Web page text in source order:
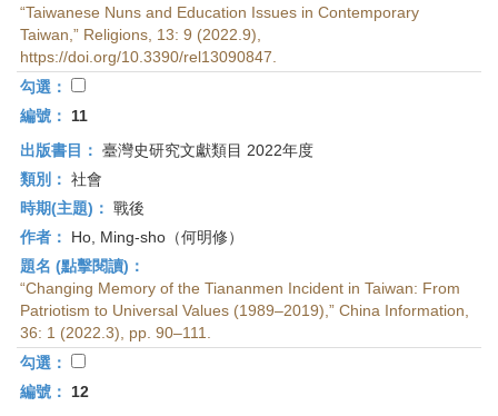
“Taiwanese Nuns and Education Issues in Contemporary
Taiwan,” Religions, 13: 9 (2022.9),
https://doi.org/10.3390/rel13090847.
勾選：
編號：
11
出版書目： 臺灣史研究文獻類目 2022年度
類別： 社會
時期(主題)： 戰後
作者：
Ho, Ming-sho（何明修）
題名 (點擊閱讀)：
“Changing Memory of the Tiananmen Incident in Taiwan: From
Patriotism to Universal Values (1989–2019),” China Information,
36: 1 (2022.3), pp. 90–111.
勾選：
編號：
12